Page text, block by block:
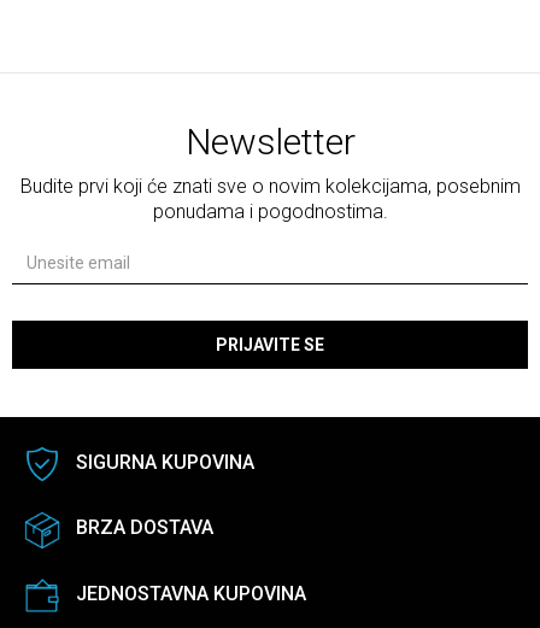
Newsletter
Budite prvi koji će znati sve o novim kolekcijama, posebnim
ponudama i pogodnostima.
PRIJAVITE SE
SIGURNA KUPOVINA
BRZA DOSTAVA
JEDNOSTAVNA KUPOVINA